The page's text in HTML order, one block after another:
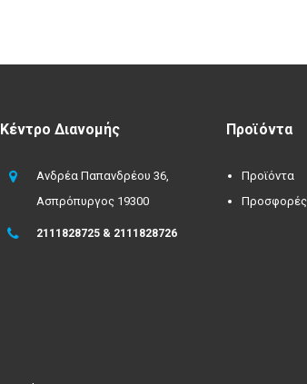
Κέντρο Διανομής
Ανδρέα Παπανδρέου 36,
Ασπρόπυργος 19300
2111828725 & 2111828726
Προϊόντα
Προϊόντα
Προσφορές